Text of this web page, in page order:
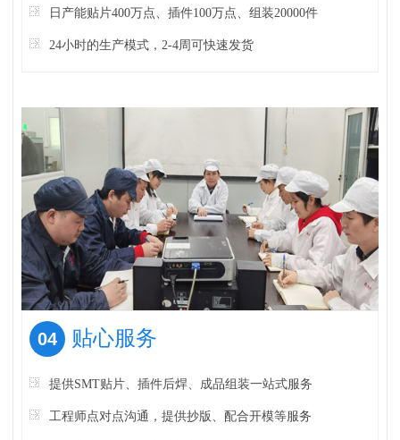
日产能贴片400万点、插件100万点、组装20000件
24小时的生产模式，2-4周可快速发货
04 贴心服务
提供SMT贴片、插件后焊、成品组装一站式服务
工程师点对点沟通，提供抄版、配合开模等服务